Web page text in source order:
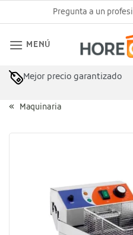
al
Pregunta a un
MENÚ
Mejor precio garantizado
Asesoramiento profesional
Maquinaria